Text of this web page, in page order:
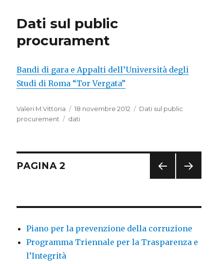
Dati sul public
procurament
Bandi di gara e Appalti dell’Università degli
Studi di Roma “Tor Vergata”
Autore
Valeri M.Vittoria
Pubblicato
il
18 novembre 2012 Categorie
Dati sul public
procurement
Tag
dati
Navigazione
EDE
PAGINA2
ESSI
Piano per la prevenzione della corruzione
Programma Triennale per la Trasparenza e
l’Integrità